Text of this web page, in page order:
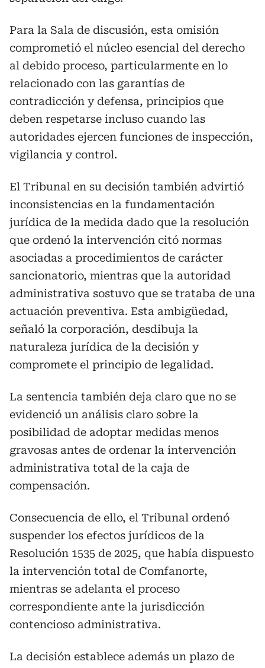
Para la Sala de discusión, esta omisión
comprometió el núcleo esencial del derecho
al debido proceso, particularmente en lo
relacionado con las garantías de
contradicción y defensa, principios que
deben respetarse incluso cuando las
autoridades ejercen funciones de inspección,
vigilancia y control.
El Tribunal en su decisión también advirtió
inconsistencias en la fundamentación
jurídica de la medida dado que la resolución
que ordenó la intervención citó normas
asociadas a procedimientos de carácter
sancionatorio, mientras que la autoridad
administrativa sostuvo que se trataba de una
actuación preventiva. Esta ambigüedad,
señaló la corporación, desdibuja la
naturaleza jurídica de la decisión y
compromete el principio de legalidad.
La sentencia también deja claro que no se
evidenció un análisis claro sobre la
posibilidad de adoptar medidas menos
gravosas antes de ordenar la intervención
administrativa total de la caja de
compensación.
Consecuencia de ello, el Tribunal ordenó
suspender los efectos jurídicos de la
Resolución 1535 de 2025, que había dispuesto
la intervención total de Comfanorte,
mientras se adelanta el proceso
correspondiente ante la jurisdicción
contencioso administrativa.
La decisión establece además un plazo de